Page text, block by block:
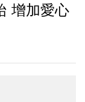
增加愛心